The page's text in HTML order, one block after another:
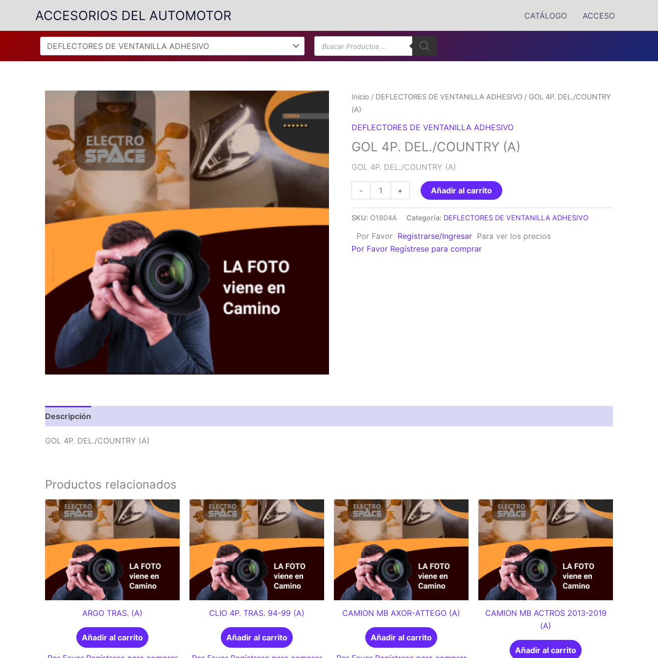
contenido
ACCESORIOS DEL AUTOMOTOR CATÁLOGO ACCESO
Búsqueda
de
productos
Inicio / DEFLECTORES DE VENTANILLA ADHESIVO / GOL 4P. DEL./COUNTRY
(A)
DEFLECTORES DE VENTANILLA ADHESIVO
GOL 4P. DEL./COUNTRY (A)
GOL 4P. DEL./COUNTRY (A)
-
4P.
cantidad
+ Añadir al carrito
SKU: O1804A Categoría: DEFLECTORES DE VENTANILLA ADHESIVO
Por Favor Registrarse/Ingresar Para ver los precios
Por Favor Regístrese para comprar
Descripción
GOL 4P. DEL./COUNTRY (A)
Productos relacionados
ARGO TRAS. (A)
Añadir al carrito
CLIO 4P. TRAS. 94-99 (A)
Añadir al carrito
CAMION MB AXOR-ATTEGO (A)
Añadir al carrito
CAMION MB ACTROS 2013-2019
(A)
Añadir al carrito